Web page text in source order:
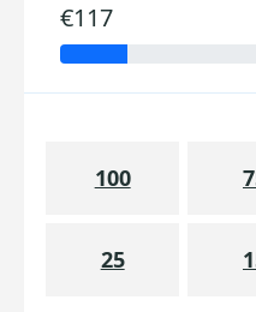
€117
100
25